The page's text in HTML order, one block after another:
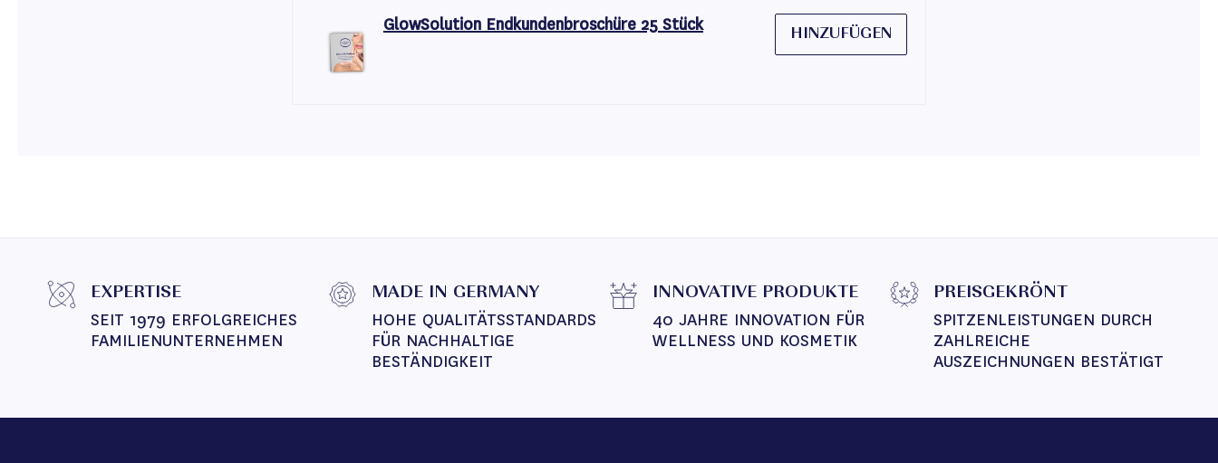
GlowSolution Endkundenbroschüre 25 Stück HINZUFÜGEN
EXPERTISE
SEIT 1979 ERFOLGREICHES
FAMILIENUNTERNEHMEN
MADE IN GERMANY
HOHE QUALITÄTSSTANDARDS
FÜR NACHHALTIGE
BESTÄNDIGKEIT
INNOVATIVE PRODUKTE
40 JAHRE INNOVATION FÜR
WELLNESS UND KOSMETIK
PREISGEKRÖNT
SPITZENLEISTUNGEN DURCH
ZAHLREICHE
AUSZEICHNUNGEN BESTÄTIGT